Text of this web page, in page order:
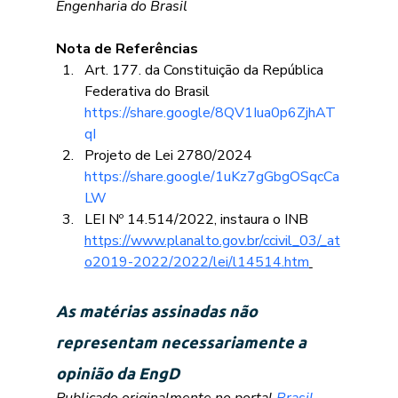
Engenharia do Brasil
Nota de Referências
Art. 177. da Constituição da República
Federativa do Brasil
https://share.google/8QV1Iua0p6ZjhAT
qI
Projeto de Lei 2780/2024
https://share.google/1uKz7gGbgOSqcCa
LW
LEI Nº 14.514/2022, instaura o INB
https://www.planalto.gov.br/ccivil_03/_at
o2019-2022/2022/lei/l14514.htm
As matérias assinadas não
representam necessariamente a
opinião da EngD